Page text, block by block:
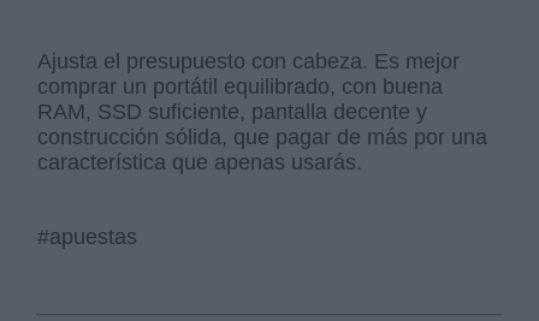
Ajusta el presupuesto con cabeza. Es mejor
comprar un portátil equilibrado, con buena
RAM, SSD suficiente, pantalla decente y
construcción sólida, que pagar de más por una
característica que apenas usarás.
#apuestas